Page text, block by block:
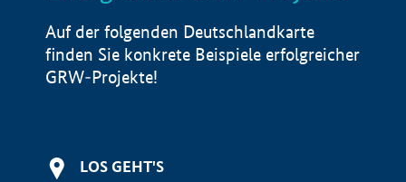
Auf der folgenden Deutschlandkarte
finden Sie konkrete Beispiele erfolgreicher
GRW-Projekte!
LOS GEHT'S